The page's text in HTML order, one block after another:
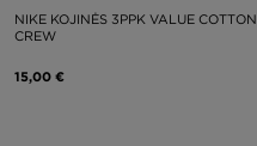
NIKE KOJINĖS 3PPK VALUE COTTON
CREW
15,00 €